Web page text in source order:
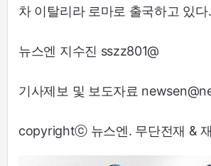
차 이탈리라 로마로 출국하고 있다.
뉴스엔 지수진 sszz801@
기사제보 및 보도자료
copyrightⓒ 뉴스엔. 무단전재 &